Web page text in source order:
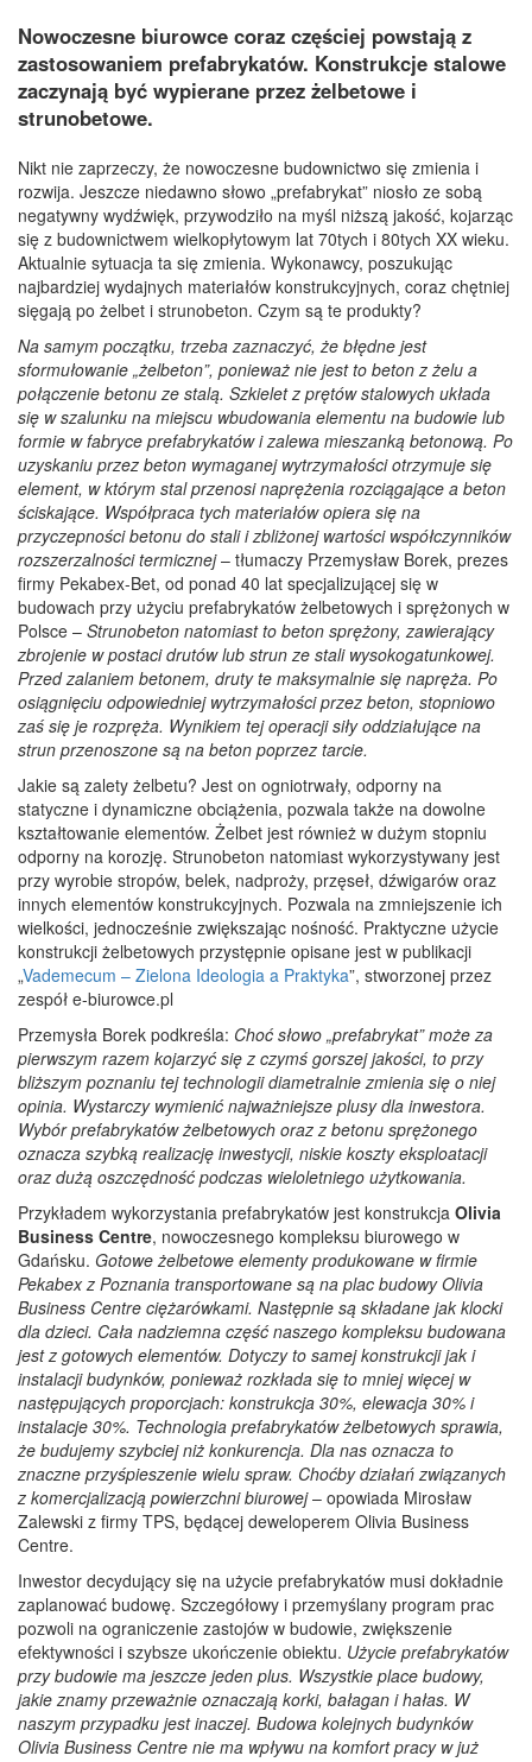
Nowoczesne biurowce coraz częściej powstają z
zastosowaniem prefabrykatów. Konstrukcje stalowe
zaczynają być wypierane przez żelbetowe i
strunobetowe.
Nikt nie zaprzeczy, że nowoczesne budownictwo się zmienia i
rozwija. Jeszcze niedawno słowo „prefabrykat” niosło ze sobą
negatywny wydźwięk, przywodziło na myśl niższą jakość, kojarząc
się z budownictwem wielkopłytowym lat 70tych i 80tych XX wieku.
Aktualnie sytuacja ta się zmienia. Wykonawcy, poszukując
najbardziej wydajnych materiałów konstrukcyjnych, coraz chętniej
sięgają po żelbet i strunobeton. Czym są te produkty?
Na samym początku, trzeba zaznaczyć, że błędne jest
sformułowanie „żelbeton”, ponieważ nie jest to beton z żelu a
połączenie betonu ze stalą. Szkielet z prętów stalowych układa
się w szalunku na miejscu wbudowania elementu na budowie lub
formie w fabryce prefabrykatów i zalewa mieszanką betonową. Po
uzyskaniu przez beton wymaganej wytrzymałości otrzymuje się
element, w którym stal przenosi naprężenia rozciągające a beton
ściskające. Współpraca tych materiałów opiera się na
przyczepności betonu do stali i zbliżonej wartości współczynników
rozszerzalności termicznej– tłumaczy Przemysław Borek, prezes
firmy Pekabex-Bet, od ponad 40 lat specjalizującej się w
budowach przy użyciu prefabrykatów żelbetowych i sprężonych w
Polsce – Strunobeton natomiast to beton sprężony, zawierający
zbrojenie w postaci drutów lub strun ze stali wysokogatunkowej.
Przed zalaniem betonem, druty te maksymalnie się napręża. Po
osiągnięciu odpowiedniej wytrzymałości przez beton, stopniowo
zaś się je rozpręża. Wynikiem tej operacji siły oddziałujące na
strun przenoszone są na beton poprzez tarcie.
Jakie są zalety żelbetu? Jest on ogniotrwały, odporny na
statyczne i dynamiczne obciążenia, pozwala także na dowolne
kształtowanie elementów. Żelbet jest również w dużym stopniu
odporny na korozję. Strunobeton natomiast wykorzystywany jest
przy wyrobie stropów, belek, nadproży, przęseł, dźwigarów oraz
innych elementów konstrukcyjnych. Pozwala na zmniejszenie ich
wielkości, jednocześnie zwiększając nośność. Praktyczne użycie
konstrukcji żelbetowych przystępnie opisane jest w publikacji
„Vademecum – Zielona Ideologia a Praktyka”, stworzonej przez
zespół e-biurowce.pl
Przemysła Borek podkreśla: Choć słowo „prefabrykat” może za
pierwszym razem kojarzyć się z czymś gorszej jakości, to przy
bliższym poznaniu tej technologii diametralnie zmienia się o niej
opinia. Wystarczy wymienić najważniejsze plusy dla inwestora.
Wybór prefabrykatów żelbetowych oraz z betonu sprężonego
oznacza szybką realizację inwestycji, niskie koszty eksploatacji
oraz dużą oszczędność podczas wieloletniego użytkowania.
Przykładem wykorzystania prefabrykatów jest konstrukcja Olivia
Business Centre, nowoczesnego kompleksu biurowego w
Gdańsku. Gotowe żelbetowe elementy produkowane w firmie
Pekabex z Poznania transportowane są na plac budowy Olivia
Business Centre ciężarówkami. Następnie są składane jak klocki
dla dzieci. Cała nadziemna część naszego kompleksu budowana
jest z gotowych elementów. Dotyczy to samej konstrukcji jak i
instalacji budynków, ponieważ rozkłada się to mniej więcej w
następujących proporcjach: konstrukcja 30%, elewacja 30% i
instalacje 30%. Technologia prefabrykatów żelbetowych sprawia,
że budujemy szybciej niż konkurencja. Dla nas oznacza to
znaczne przyśpieszenie wielu spraw. Choćby działań związanych
z komercjalizacją powierzchni biurowej– opowiada Mirosław
Zalewski z firmy TPS, będącej deweloperem Olivia Business
Centre.
Inwestor decydujący się na użycie prefabrykatów musi dokładnie
zaplanować budowę. Szczegółowy i przemyślany program prac
pozwoli na ograniczenie zastojów w budowie, zwiększenie
efektywności i szybsze ukończenie obiektu. Użycie prefabrykatów
przy budowie ma jeszcze jeden plus. Wszystkie place budowy,
jakie znamy przeważnie oznaczają korki, bałagan i hałas. W
naszym przypadku jest inaczej. Budowa kolejnych budynków
Olivia Business Centre nie ma wpływu na komfort pracy w już